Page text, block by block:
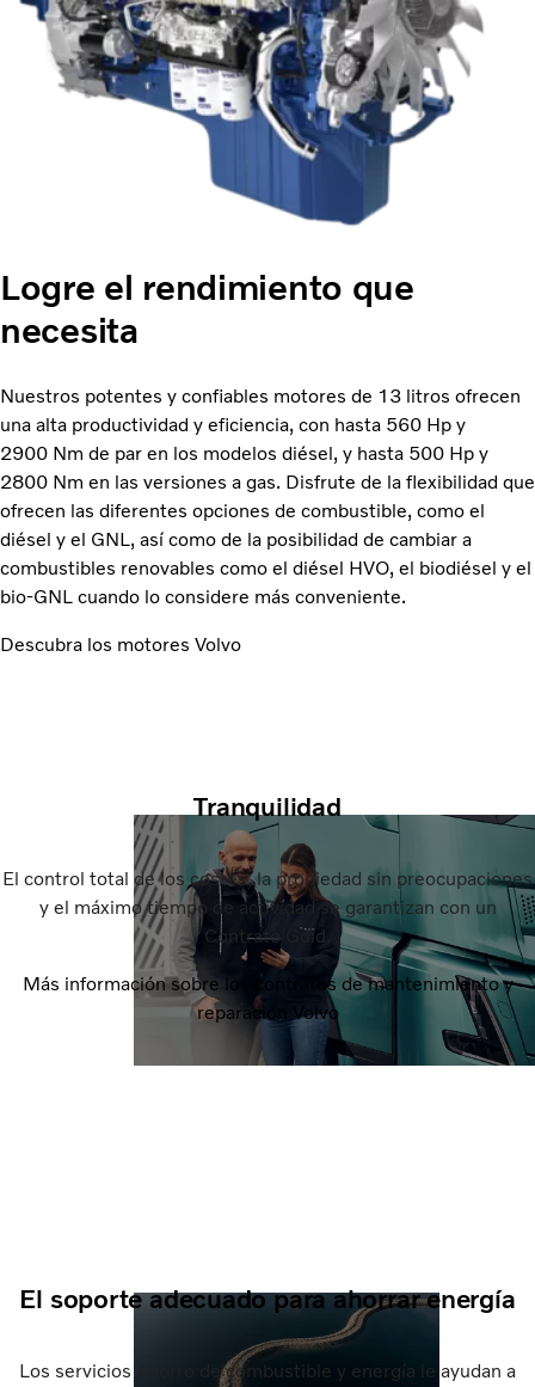
Logre el rendimiento que
necesita
Nuestros potentes y confiables motores de 13 litros ofrecen
una alta productividad y eficiencia, con hasta 560 Hp y
2900 Nm de par en los modelos diésel, y hasta 500 Hp y
2800 Nm en las versiones a gas. Disfrute de la flexibilidad que
ofrecen las diferentes opciones de combustible, como el
diésel y el GNL, así como de la posibilidad de cambiar a
combustibles renovables como el diésel HVO, el biodiésel y el
bio-GNL cuando lo considere más conveniente.
Descubra los motores Volvo
Tranquilidad
El control total de los costes, la propiedad sin preocupaciones
y el máximo tiempo de actividad se garantizan con un
Contrato Gold.
Más información sobre los contratos de mantenimiento y
reparación Volvo
El soporte adecuado para ahorrar energía
Los servicios Ahorro de combustible y energía le ayudan a